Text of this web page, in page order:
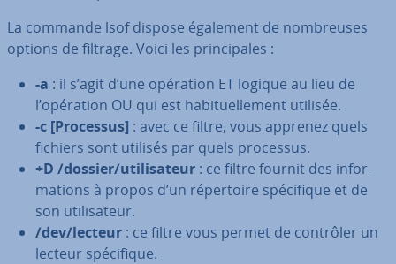
La commande lsof dispose également de nom­breuses
options de filtrage. Voici les prin­ci­pales :
-a : il s’agit d’une opération ET logique au lieu de
l’opération OU qui est ha­bi­tuel­le­ment utilisée.
-c [Processus] : avec ce filtre, vous apprenez quels
fichiers sont utilisés par quels processus.
+D /dossier/uti­li­sa­teur : ce filtre fournit des in­for­
ma­tions à propos d’un ré­per­toire spé­ci­fique et de
son uti­li­sa­teur.
/dev/lecteur : ce filtre vous permet de contrôler un
lecteur spé­ci­fique.